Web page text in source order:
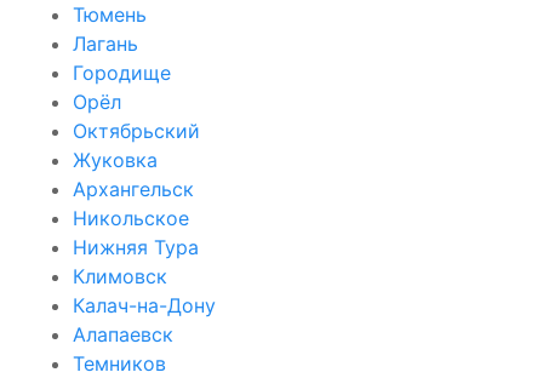
Тюмень
Лагань
Городище
Орёл
Октябрьский
Жуковка
Архангельск
Никольское
Нижняя Тура
Климовск
Калач-на-Дону
Алапаевск
Темников